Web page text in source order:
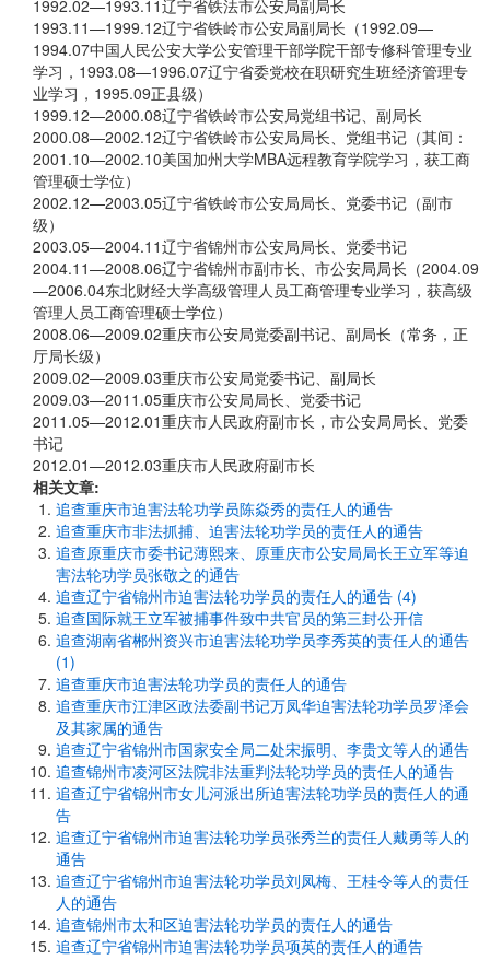
1992.02—1993.11辽宁省铁法市公安局副局长
1993.11—1999.12辽宁省铁岭市公安局副局长（1992.09—
1994.07中国人民公安大学公安管理干部学院干部专修科管理专业
学习，1993.08—1996.07辽宁省委党校在职研究生班经济管理专
业学习，1995.09正县级）
1999.12—2000.08辽宁省铁岭市公安局党组书记、副局长
2000.08—2002.12辽宁省铁岭市公安局局长、党组书记（其间：
2001.10—2002.10美国加州大学MBA远程教育学院学习，获工商
管理硕士学位）
2002.12—2003.05辽宁省铁岭市公安局局长、党委书记（副市
级）
2003.05—2004.11辽宁省锦州市公安局局长、党委书记
2004.11—2008.06辽宁省锦州市副市长、市公安局局长（2004.09
—2006.04东北财经大学高级管理人员工商管理专业学习，获高级
管理人员工商管理硕士学位）
2008.06—2009.02重庆市公安局党委副书记、副局长（常务，正
厅局长级）
2009.02—2009.03重庆市公安局党委书记、副局长
2009.03—2011.05重庆市公安局局长、党委书记
2011.05—2012.01重庆市人民政府副市长，市公安局局长、党委
书记
2012.01—2012.03重庆市人民政府副市长
相关文章:
追查重庆市迫害法轮功学员陈焱秀的责任人的通告
追查重庆市非法抓捕、迫害法轮功学员的责任人的通告
追查原重庆市委书记薄熙来、原重庆市公安局局长王立军等迫
害法轮功学员张敬之的通告
追查辽宁省锦州市迫害法轮功学员的责任人的通告 (4)
追查国际就王立军被捕事件致中共官员的第三封公开信
追查湖南省郴州资兴市迫害法轮功学员李秀英的责任人的通告
(1)
追查重庆市迫害法轮功学员的责任人的通告
追查重庆市江津区政法委副书记万凤华迫害法轮功学员罗泽会
及其家属的通告
追查辽宁省锦州市国家安全局二处宋振明、李贵文等人的通告
追查锦州市凌河区法院非法重判法轮功学员的责任人的通告
追查辽宁省锦州市女儿河派出所迫害法轮功学员的责任人的通
告
追查辽宁省锦州市迫害法轮功学员张秀兰的责任人戴勇等人的
通告
追查辽宁省锦州市迫害法轮功学员刘凤梅、王桂令等人的责任
人的通告
追查锦州市太和区迫害法轮功学员的责任人的通告
追查辽宁省锦州市迫害法轮功学员项英的责任人的通告